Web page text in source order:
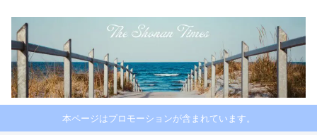
本ページはプロモーションが含まれています。